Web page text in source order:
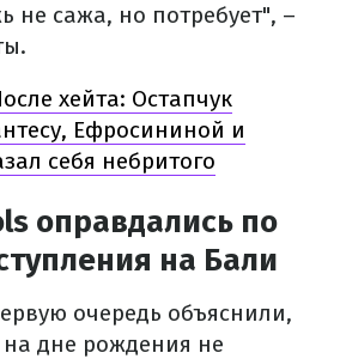
не сажа, но потребует", –
хейта: Остапчук
Ефросининой и
себя небритого
оправдались по
на Бали
очередь объяснили,
дне рождения не